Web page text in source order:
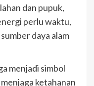
dan pupuk,
perlu waktu,
daya alam
menjadi simbol
ketahanan